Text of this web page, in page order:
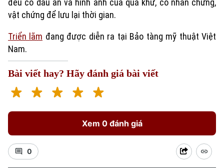
đều có dấu ấn và hình ảnh của quá khứ, có nhân chứng,
vật chứng để lưu lại thời gian.
Triển lãm đang được diễn ra tại Bảo tàng mỹ thuật Việt
Nam.
Bài viết hay? Hãy đánh giá bài viết
Xem 0 đánh giá
0